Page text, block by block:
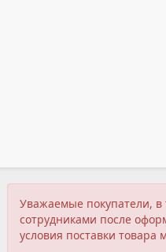
Уважаемые покупатели, в
сотрудниками после
условия поставки товара